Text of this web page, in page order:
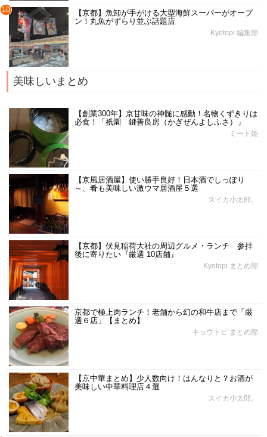
10
【京都】魚卸が手がける大型海鮮スーパーがオープ
ン！丸魚がずらり並ぶ話題店
Kyotopi 編集部
美味しいまとめ
【創業300年】京甘味の神髄に感動！名物くずきりは
必食！「祇園 鍵善良房（かぎぜんよしふさ）」
ミート姫
【京風居酒屋】使い勝手良好！日本酒でしっぽり
～、肴も美味しい激ウマ居酒屋５選
スイカ小太郎。
【京都】伏見稲荷大社の周辺グルメ・ランチ 参拝
後に寄りたい『厳選 10店舗』
Kyotopi まとめ部
京都で極上肉ランチ！老舗から幻の和牛店まで「厳
選６店」【まとめ】
キョウトピ まとめ部
【京中華まとめ】少人数向け！はんなりと？お酒が
美味しい中華料理店４選
スイカ小太郎。